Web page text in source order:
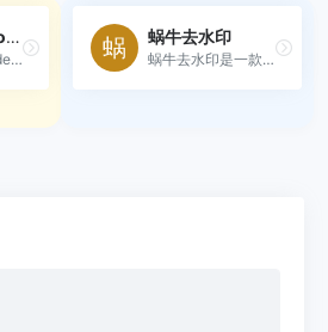
M3u8Downloader
M3u8Downloader_H是一款基于c...
蜗牛去水印
蜗牛去水印是一款专注于快速...